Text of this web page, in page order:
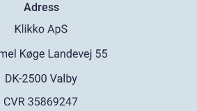
Adress